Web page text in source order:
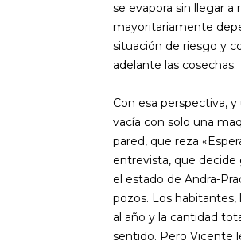
se evapora sin llegar a
mayoritariamente
situación de riesgo y
adelante las cosechas.
Con esa perspectiva,
vacía con solo una
pared, que reza
entrevista, que decide
el estado de Andra-
pozos. Los
al año y la cantidad
sentido. Pero Vicente